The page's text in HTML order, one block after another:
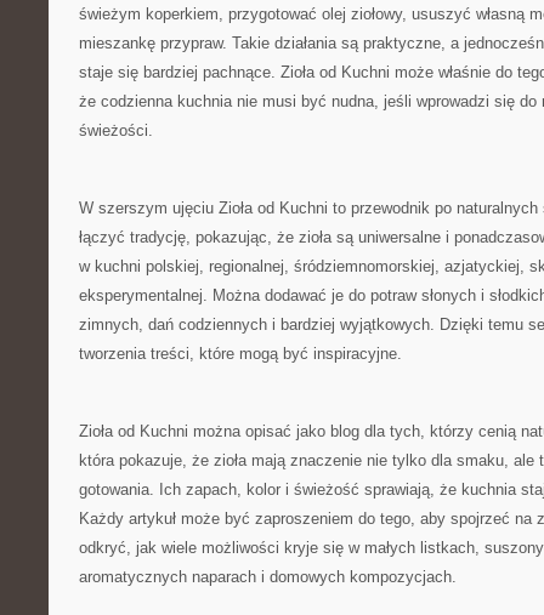
świeżym koperkiem, przygotować olej ziołowy, ususzyć własną
mieszankę przypraw. Takie działania są praktyczne, a
staje się bardziej pachnące. Zioła od Kuchni może właśnie do
że codzienna kuchnia nie musi być nudna, jeśli wprowadzi się do
świeżości.
W szerszym ujęciu Zioła od Kuchni to przewodnik po
łączyć tradycję, pokazując, że zioła są uniwersalne i
w kuchni polskiej, regionalnej, śródziemnomorskiej, azjatyckiej,
eksperymentalnej. Można dodawać je do potraw słonych i
zimnych, dań codziennych i bardziej wyjątkowych. Dzięki temu
tworzenia treści, które mogą być inspiracyjne.
Zioła od Kuchni można opisać jako blog dla tych, którzy cenią
która pokazuje, że zioła mają znaczenie nie tylko dla smaku, ale
gotowania. Ich zapach, kolor i świeżość sprawiają, że kuchnia
Każdy artykuł może być zaproszeniem do tego, aby spojrzeć na
odkryć, jak wiele możliwości kryje się w małych listkach,
aromatycznych naparach i domowych kompozycjach.